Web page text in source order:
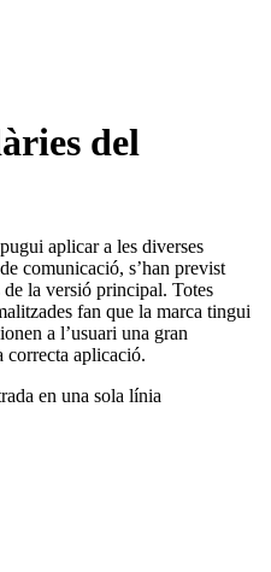
del
aplicar a les diverses
comunicació, s’han previst
la versió principal. Totes
fan que la marca tingui
a l’usuari una gran
correcta aplicació.
en una sola línia